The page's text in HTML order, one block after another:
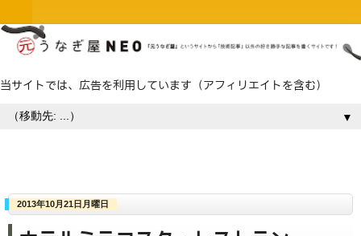
当サイトでは、広告を利用しています（アフィリエイトを含む）
▼
2013年10月21日月曜日